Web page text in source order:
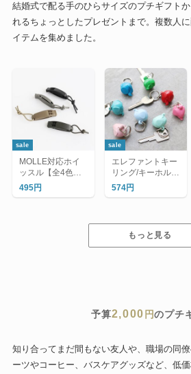
結婚式で配る手のひらサイズのプチギフト
れるちょっとしたプレゼントまで。複数人
イテムを集めました。
sale
MOLLE対応ホイ
ッスル【全4色】/
ミリタリー 笛 防
495円
sale
エレファントキー
リング/キーホルダ
ー
574円
もっと見る
予算2,000 円のプチ
知り合ってまだ間もない友人や、職場の同
ーツやコーヒー、バスケアグッズなど、低